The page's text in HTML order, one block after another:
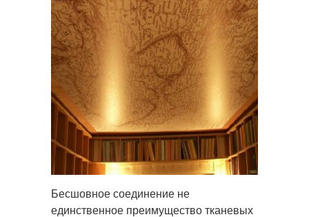
Бесшовное соединение не
единственное преимущество тканевых